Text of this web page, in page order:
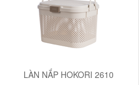
LÀN NẮP HOKORI 2610